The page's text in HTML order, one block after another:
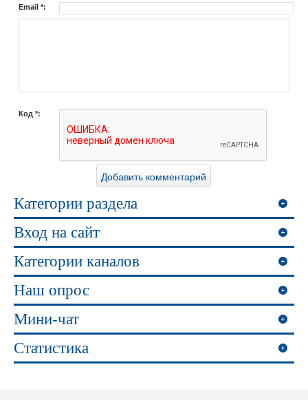
Email *:
Код *:
Категории раздела
Вход на сайт
Категории каналов
Наш опрос
Мини-чат
Статистика